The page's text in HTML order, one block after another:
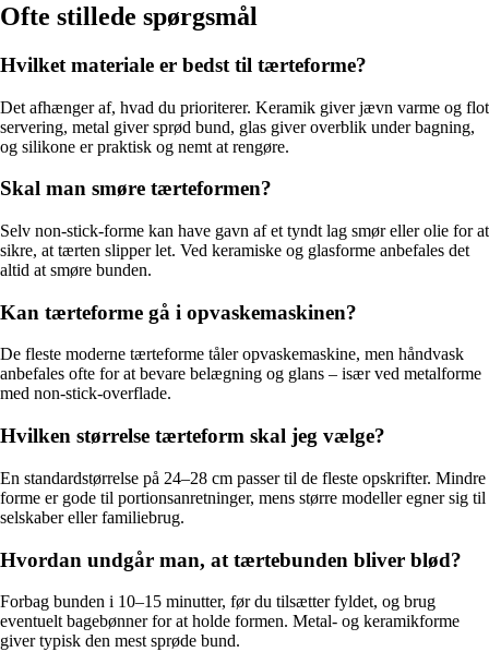
Ofte stillede spørgsmål
Hvilket materiale er bedst til tærteforme?
Det afhænger af, hvad du prioriterer. Keramik giver jævn varme og flot
servering, metal giver sprød bund, glas giver overblik under bagning,
og silikone er praktisk og nemt at rengøre.
Skal man smøre tærteformen?
Selv non-stick-forme kan have gavn af et tyndt lag smør eller olie for at
sikre, at tærten slipper let. Ved keramiske og glasforme anbefales det
altid at smøre bunden.
Kan tærteforme gå i opvaskemaskinen?
De fleste moderne tærteforme tåler opvaskemaskine, men håndvask
anbefales ofte for at bevare belægning og glans – især ved metalforme
med non-stick-overflade.
Hvilken størrelse tærteform skal jeg vælge?
En standardstørrelse på 24–28 cm passer til de fleste opskrifter. Mindre
forme er gode til portionsanretninger, mens større modeller egner sig til
selskaber eller familiebrug.
Hvordan undgår man, at tærtebunden bliver blød?
Forbag bunden i 10–15 minutter, før du tilsætter fyldet, og brug
eventuelt bagebønner for at holde formen. Metal- og keramikforme
giver typisk den mest sprøde bund.